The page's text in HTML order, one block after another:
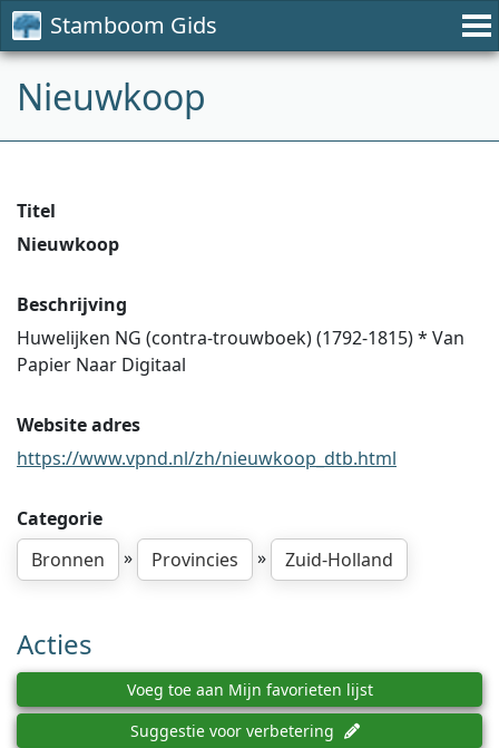
Stamboom Gids
Nieuwkoop
Titel
Nieuwkoop
Beschrijving
Huwelijken NG (contra-trouwboek) (1792-1815) * Van
Papier Naar Digitaal
Website adres
https://www.vpnd.nl/zh/nieuwkoop_dtb.html
Categorie
Bronnen
» Provincies » Zuid-Holland
Acties
Voeg toe aan Mijn favorieten lijst
Suggestie voor verbetering